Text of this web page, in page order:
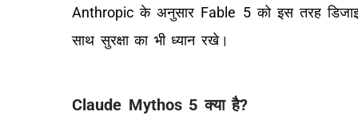
Anthropic के अनुसार Fable 5 को इस तरह
साथ सुरक्षा का भी ध्यान रखे।
Claude Mythos 5 क्या है?